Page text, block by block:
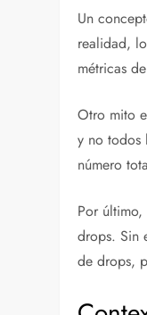
Un
realidad,
métricas
Otro mito
y no todos
número
Por último,
drops. Sin
de drops,